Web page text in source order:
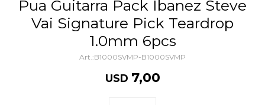
Pua Guitarra Pack Ibanez Steve
Vai Signature Pick Teardrop
1.0mm 6pcs
B1000SVMP-B1000SVMP
USD 7,00